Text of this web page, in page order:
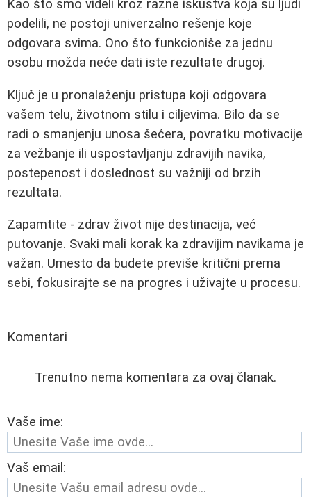
Kao što smo videli kroz razne iskustva koja su ljudi
podelili, ne postoji univerzalno rešenje koje
odgovara svima. Ono što funkcioniše za jednu
osobu možda neće dati iste rezultate drugoj.
Ključ je u pronalaženju pristupa koji odgovara
vašem telu, životnom stilu i ciljevima. Bilo da se
radi o smanjenju unosa šećera, povratku motivacije
za vežbanje ili uspostavljanju zdravijih navika,
postepenost i doslednost su važniji od brzih
rezultata.
Zapamtite - zdrav život nije destinacija, već
putovanje. Svaki mali korak ka zdravijim navikama je
važan. Umesto da budete previše kritični prema
sebi, fokusirajte se na progres i uživajte u procesu.
Komentari
Trenutno nema komentara za ovaj članak.
Vaše ime:
Vaš email: